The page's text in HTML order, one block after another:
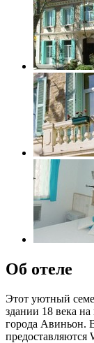
Об отеле
Этот уютный
здании 18 века
города Авиньон.
предоставляются